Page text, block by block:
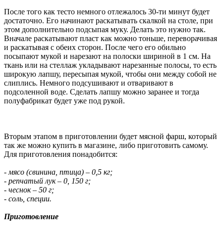
После того как тесто немного отлежалось 30-ти минут будет
достаточно. Его начинают раскатывать скалкой на столе, при
этом дополнительно подсыпая муку. Делать это нужно так.
Вначале раскатывают пласт как можно тоньше, переворачивая
и раскатывая с обеих сторон. После чего его обильно
посыпают мукой и нарезают на полоски шириной в 1 см. На
ткань или на стеллаж укладывают нарезанные полосы, то есть
широкую лапшу, пересыпая мукой, чтобы они между собой не
слиплись. Немного подсушивают и отваривают в
подсоленной воде. Сделать лапшу можно заранее и тогда
полуфабрикат будет уже под рукой.
Вторым этапом в приготовлении будет мясной фарш, который
так же можно купить в магазине, либо приготовить самому.
Для приготовления понадобится:
- мясо (свинина, птица) – 0,5 кг;
- репчатый лук – 0, 150 г;
- чеснок – 50 г;
- соль, специи.
Приготовление